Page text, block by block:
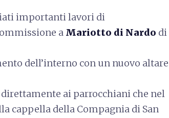
importanti lavori di
a Mariotto di Nardo di
dell’interno con un nuovo altare
ai parrocchiani che nel
cappella della Compagnia di San